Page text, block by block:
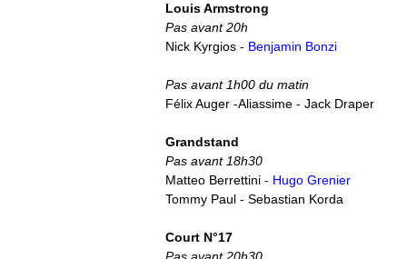
Louis Armstrong
Pas avant 20h
Nick Kyrgios - Benjamin Bonzi
Pas avant 1h00 du matin
Félix Auger -Aliassime - Jack Draper
Grandstand
Pas avant 18h30
Matteo Berrettini - Hugo Grenier
Tommy Paul - Sebastian Korda
Court N°17